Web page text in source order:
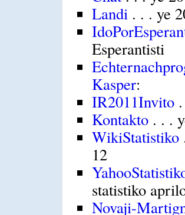
Landi. . . ye
Esperantisti
Kasper:
IR2011Invito.
Kontakto. . .
WikiStatistiko
12
statistiko
Novaji-